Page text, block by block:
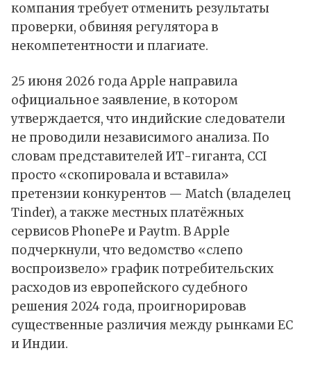
компаниятребует отменить результаты
проверки, обвиняя регулятора в
некомпетентности и плагиате.
25 июня 2026 года Apple направила
официальное заявление, в котором
утверждается, что индийские следователи
не проводили независимого анализа. По
словам представителей ИТ-гиганта, CCI
просто «скопировала и вставила»
претензии конкурентов — Match (владелец
Tinder), а также местных платёжных
сервисов PhonePe и Paytm. В Apple
подчеркнули, что ведомство «слепо
воспроизвело» график потребительских
расходов из европейского судебного
решения 2024 года, проигнорировав
существенные различия между рынками ЕС
и Индии.